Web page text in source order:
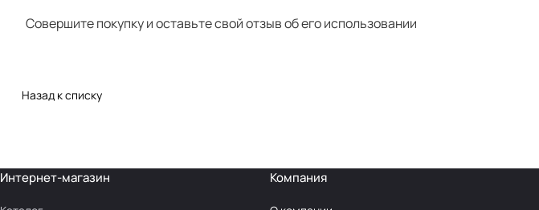
Совершите покупку и оставьте свой отзыв об его использовании
Назад к списку
Интернет-магазин Компания